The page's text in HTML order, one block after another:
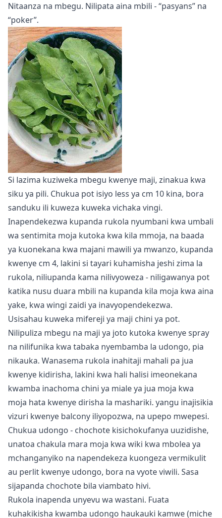
Nitaanza na mbegu. Nilipata aina mbili - “pasyans” na
“poker”.
Si lazima kuziweka mbegu kwenye maji, zinakua kwa
siku ya pili. Chukua pot isiyo less ya cm 10 kina, bora
sanduku ili kuweza kuweka vichaka vingi.
Inapendekezwa kupanda rukola nyumbani kwa umbali
wa sentimita moja kutoka kwa kila mmoja, na baada
ya kuonekana kwa majani mawili ya mwanzo, kupanda
kwenye cm 4, lakini si tayari kuhamisha jeshi zima la
rukola, niliupanda kama nilivyoweza - niligawanya pot
katika nusu duara mbili na kupanda kila moja kwa aina
yake, kwa wingi zaidi ya inavyopendekezwa.
Usisahau kuweka mifereji ya maji chini ya pot.
Nilipuliza mbegu na maji ya joto kutoka kwenye spray
na nilifunika kwa tabaka nyembamba la udongo, pia
nikauka. Wanasema rukola inahitaji mahali pa jua
kwenye kidirisha, lakini kwa hali halisi imeonekana
kwamba inachoma chini ya miale ya jua moja kwa
moja hata kwenye dirisha la mashariki. yangu inajisikia
vizuri kwenye balcony iliyopozwa, na upepo mwepesi.
Chukua udongo - chochote kisichokufanya uuzidishe,
unatoa chakula mara moja kwa wiki kwa mbolea ya
mchanganyiko na napendekeza kuongeza vermikulit
au perlit kwenye udongo, bora na vyote viwili. Sasa
sijapanda chochote bila viambato hivi.
Rukola inapenda unyevu wa wastani. Fuata
kuhakikisha kwamba udongo haukauki kamwe (miche